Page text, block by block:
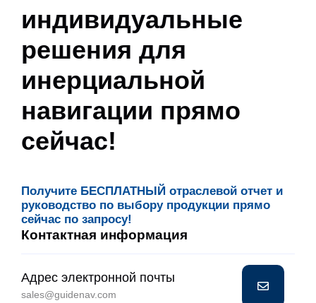
индивидуальные
решения для
инерциальной
навигации прямо
сейчас!
Получите БЕСПЛАТНЫЙ отраслевой отчет и
руководство по выбору продукции прямо
сейчас по запросу!
Контактная информация
Адрес электронной почты
sales@guidenav.com